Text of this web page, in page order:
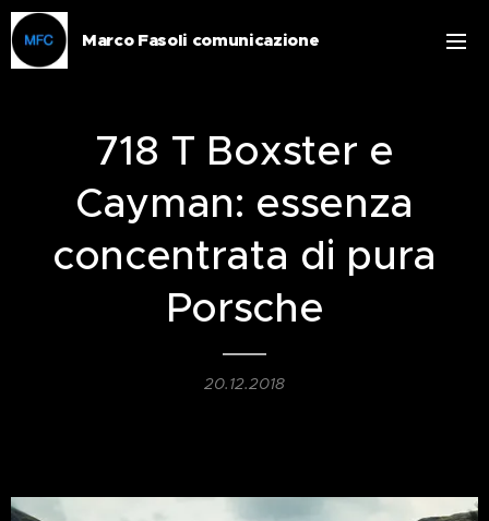
Marco Fasoli comunicazione
718 T Boxster e
Cayman: essenza
concentrata di pura
Porsche
20.12.2018